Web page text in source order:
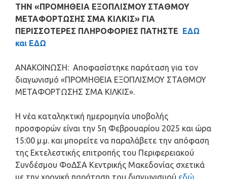
ΤΗΝ «ΠΡΟΜΗΘΕΙΑ ΕΞΟΠΛΙΣΜΟΥ ΣΤΑΘΜΟΥ
ΜΕΤΑΦΟΡΤΩΣΗΣ ΣΜΑ ΚΙΛΚΙΣ» ΓΙΑ
ΠΕΡΙΣΣΟΤΕΡΕΣ ΠΛΗΡΟΦΟΡΙΕΣ ΠΑΤΗΣΤΕ ΕΔΩ
και ΕΔΩ
ΑΝΑΚΟΙΝΩΣΗ: Αποφασίστηκε παράταση για τον
διαγωνισμό «ΠΡΟΜΗΘΕΙΑ ΕΞΟΠΛΙΣΜΟΥ ΣΤΑΘΜΟΥ
ΜΕΤΑΦΟΡΤΩΣΗΣ ΣΜΑ ΚΙΛΚΙΣ».
Η νέα καταληκτική ημερομηνία υποβολής
προσφορών είναι την 5η Φεβρουαρίου 2025 και ώρα
15:00 μ.μ. και μπορείτε να παραλάβετε την απόφαση
της Εκτελεστικής επιτροπής του Περιφερειακού
Συνδέσμου ΦοΔΣΑ Κεντρικής Μακεδονίας σχετικά
με την χρονική παράταση του διαγωνισμού εδώ